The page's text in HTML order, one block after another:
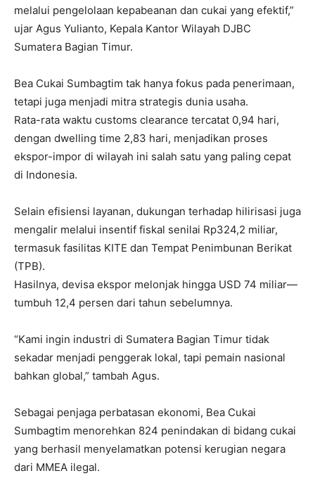
melalui pengelolaan kepabeanan dan cukai yang efektif,”
ujar Agus Yulianto, Kepala Kantor Wilayah DJBC
Sumatera Bagian Timur.
Bea Cukai Sumbagtim tak hanya fokus pada penerimaan,
tetapi juga menjadi mitra strategis dunia usaha.
Rata-rata waktu customs clearance tercatat 0,94 hari,
dengan dwelling time 2,83 hari, menjadikan proses
ekspor-impor di wilayah ini salah satu yang paling cepat
di Indonesia.
Selain efisiensi layanan, dukungan terhadap hilirisasi juga
mengalir melalui insentif fiskal senilai Rp324,2 miliar,
termasuk fasilitas KITE dan Tempat Penimbunan Berikat
(TPB).
Hasilnya, devisa ekspor melonjak hingga USD 74 miliar—
tumbuh 12,4 persen dari tahun sebelumnya.
“Kami ingin industri di Sumatera Bagian Timur tidak
sekadar menjadi penggerak lokal, tapi pemain nasional
bahkan global,” tambah Agus.
Sebagai penjaga perbatasan ekonomi, Bea Cukai
Sumbagtim menorehkan 824 penindakan di bidang cukai
yang berhasil menyelamatkan potensi kerugian negara
dari MMEA ilegal.